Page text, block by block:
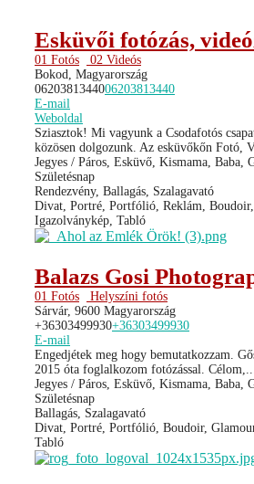
Esküvői fotózás,
01 Fotós
02 Videós
Bokod, Magyarország
0620381344006203813440
E-mail
Weboldal
Sziasztok! Mi vagyunk a Csodafotós
közösen dolgozunk. Az esküvőkőn Fotó,
Jegyes / Páros, Esküvő, Kismama, Baba,
Születésnap
Rendezvény, Ballagás, Szalagavató
Divat, Portré, Portfólió, Reklám, Boudoir,
Igazolványkép, Tabló
Balazs Gosi
01 Fotós
Helyszíni fotós
Sárvár, 9600 Magyarország
+36303499930+36303499930
E-mail
Engedjétek meg hogy bemutatkozzam.
2015 óta foglalkozom fotózással. Célom,...
Jegyes / Páros, Esküvő, Kismama, Baba,
Születésnap
Ballagás, Szalagavató
Divat, Portré, Portfólió, Boudoir,
Tabló